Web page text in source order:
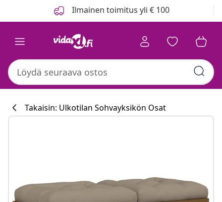
Ilmainen toimitus yli € 100
#sharemevidaxl
Takaisin: Ulkotilan Sohvayksikön Osat